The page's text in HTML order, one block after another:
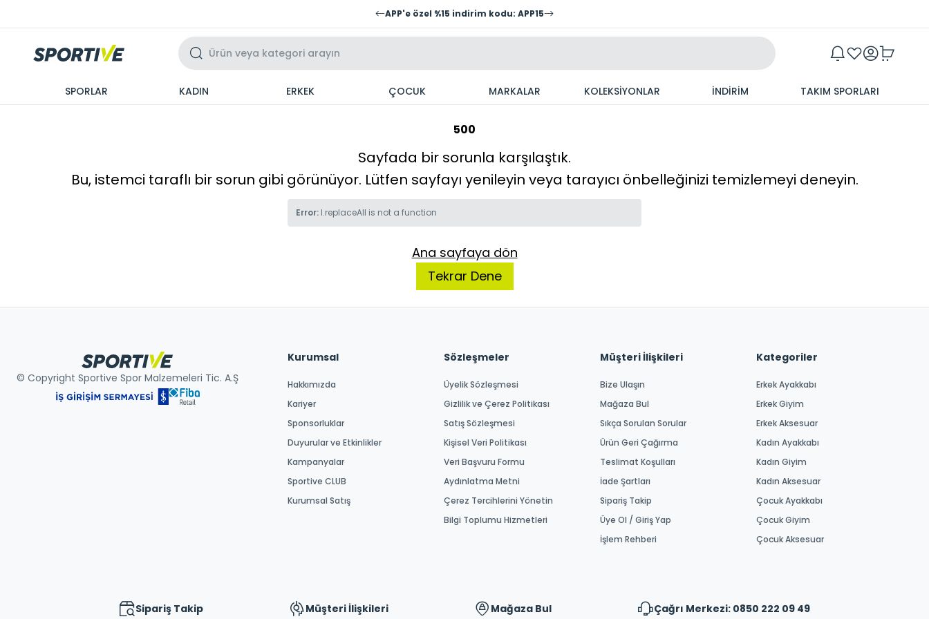
APP'e özel %15 indirim kodu: APP15
SPORLAR KADIN ERKEK ÇOCUK MARKALAR KOLEKSİYONLAR İNDİRİM TAKIM SPORLARI
500
Sayfada bir sorunla karşılaştık.
Bu, istemci taraflı bir sorun gibi görünüyor. Lütfen sayfayı yenileyin veya tarayıcı önbelleğinizi temizlemeyi deneyin.
Error: l.replaceAll is not a function
Ana sayfaya dön
Tekrar Dene
© Copyright Sportive Spor Malzemeleri Tic. A.Ş
Kurumsal
Hakkımızda
Kariyer
Sponsorluklar
Duyurular ve Etkinlikler
Kampanyalar
Sportive CLUB
Kurumsal Satış
Sözleşmeler
Üyelik Sözleşmesi
Gizlilik ve Çerez Politikası
Satış Sözleşmesi
Kişisel Veri Politikası
Veri Başvuru Formu
Aydınlatma Metni
Çerez Tercihlerini Yönetin
Bilgi Toplumu Hizmetleri
Müşteri İlişkileri
Bize Ulaşın
Mağaza Bul
Sıkça Sorulan Sorular
Ürün Geri Çağırma
Teslimat Koşulları
İade Şartları
Sipariş Takip
Üye Ol / Giriş Yap
İşlem Rehberi
Kategoriler
Erkek Ayakkabı
Erkek Giyim
Erkek Aksesuar
Kadın Ayakkabı
Kadın Giyim
Kadın Aksesuar
Çocuk Ayakkabı
Çocuk Giyim
Çocuk Aksesuar
Sipariş Takip Müşteri İlişkileri Mağaza Bul Çağrı Merkezi: 0850 222 09 49